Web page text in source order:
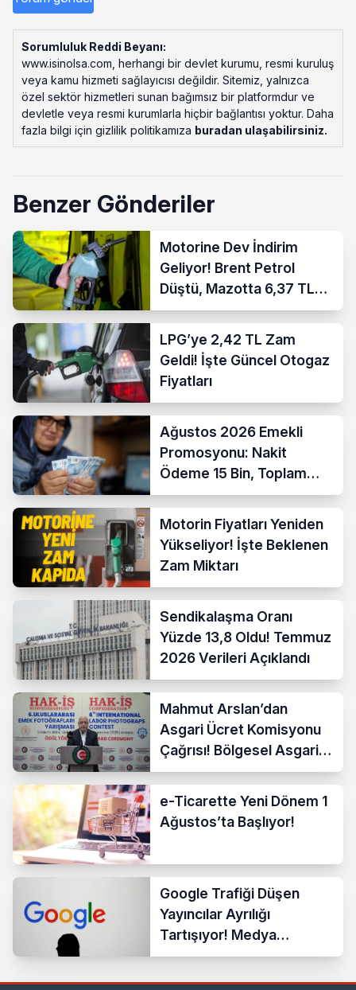
Sorumluluk Reddi Beyanı:
www.isinolsa.com, herhangi bir devlet kurumu, resmi kuruluş
veya kamu hizmeti sağlayıcısı değildir. Sitemiz, yalnızca
özel sektör hizmetleri sunan bağımsız bir platformdur ve
devletle veya resmi kurumlarla hiçbir bağlantısı yoktur. Daha
fazla bilgi için gizlilik politikamıza buradan ulaşabilirsiniz.
Benzer Gönderiler
Motorine Dev İndirim
Geliyor! Brent Petrol
Düştü, Mazotta 6,37 TL
İndirim Bekleniyor
LPG’ye 2,42 TL Zam
Geldi! İşte Güncel Otogaz
Fiyatları
Ağustos 2026 Emekli
Promosyonu: Nakit
Ödeme 15 Bin, Toplam
Fırsat 35 Bin TL’ye Çıktı
Motorin Fiyatları Yeniden
Yükseliyor! İşte Beklenen
Zam Miktarı
Sendikalaşma Oranı
Yüzde 13,8 Oldu! Temmuz
2026 Verileri Açıklandı
Mahmut Arslan’dan
Asgari Ücret Komisyonu
Çağrısı! Bölgesel Asgari
Ücrete Sert Tepki
e-Ticarette Yeni Dönem 1
Ağustos’ta Başlıyor!
Google Trafiği Düşen
Yayıncılar Ayrılığı
Tartışıyor! Medya
Sektöründe Yeni Dönem